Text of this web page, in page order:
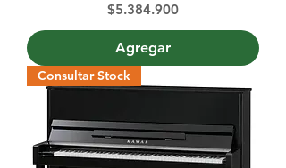
Precio
$5.384.900
Agregar
Consultar Stock